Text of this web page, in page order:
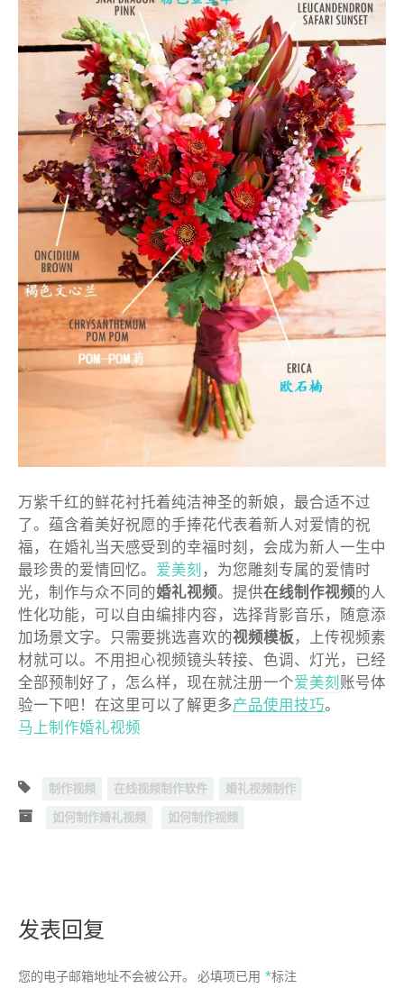
万紫千红的鲜花衬托着纯洁神圣的新娘，最合适不过
了。蕴含着美好祝愿的手捧花代表着新人对爱情的祝
福，在婚礼当天感受到的幸福时刻，会成为新人一生中
最珍贵的爱情回忆。 爱美刻 ，为您雕刻专属的爱情时
光，制作与众不同的婚礼视频。提供在线制作视频的人
性化功能，可以自由编排内容，选择背影音乐，随意添
加场景文字。只需要挑选喜欢的视频模板 ，上传视频素
材就可以。不用担心视频镜头转接、色调、灯光，已经
全部预制好了，怎么样，现在就注册一个爱美刻 账号体
验一下吧！在这里可以了解更多产品使用技巧。
马上制作婚礼视频
制作视频 在线视频制作软件 婚礼视频制作
如何制作婚礼视频 如何制作视频
发表回复
您的电子邮箱地址不会被公开。 必填项已用 *标注